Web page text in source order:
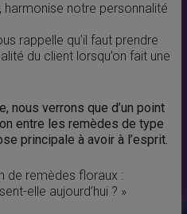
harmonise notre personnalité
rappelle qu’il faut prendre
du client lorsqu’on fait une
nous verrons que d’un point
entre les remèdes de type
principale à avoir à l’esprit.
de remèdes floraux :
elle aujourd’hui ? »